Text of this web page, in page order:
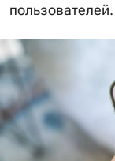
пользователей.